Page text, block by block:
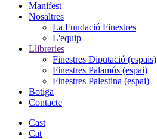
Manifest
Nosaltres
La Fundació Finestres
L'equip
Llibreries
Finestres Diputació (espais)
Finestres Palamós (espai)
Finestres Palestina (espai)
Botiga
Contacte
Cast
Cat